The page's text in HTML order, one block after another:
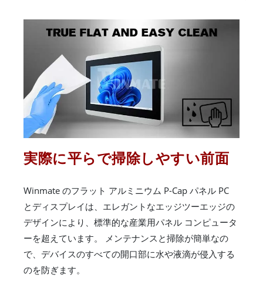
実際に平らで掃除しやすい前面
Winmate のフラット アルミニウム P-Cap パネル PC
とディスプレイは、エレガントなエッジツーエッジの
デザインにより、標準的な産業用パネル コンピュータ
ーを超えています。 メンテナンスと掃除が簡単なの
で、デバイスのすべての開口部に水や液滴が侵入する
のを防ぎます。